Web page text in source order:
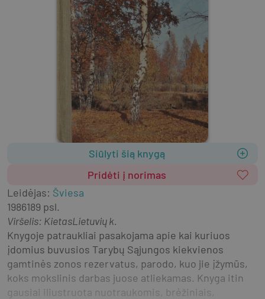
Siūlyti šią knygą
Pridėti į norimas
Leidėjas: Šviesa
1986189 psl.
Viršelis: KietasLietuvių k.
Knygoje patraukliai pasakojama apie kai kuriuos
įdomius buvusios Tarybų Sąjungos kiekvienos
gamtinės zonos rezervatus, parodo, kuo jie įžymūs,
koks mokslinis darbas juose atliekamas. Knyga itin
gausiai iliustruota nuotraukomis, brėžiniais,